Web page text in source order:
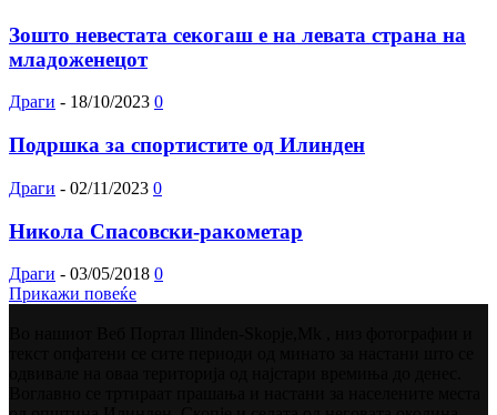
Зошто невестата секогаш е на левата страна на
младоженецот
Драги - 18/10/2023 0
Подршка за спортистите од Илинден
Драги - 02/11/2023 0
Никола Спасовски-ракометар
Драги - 03/05/2018 0
Прикажи повеќе